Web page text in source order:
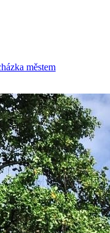
městem